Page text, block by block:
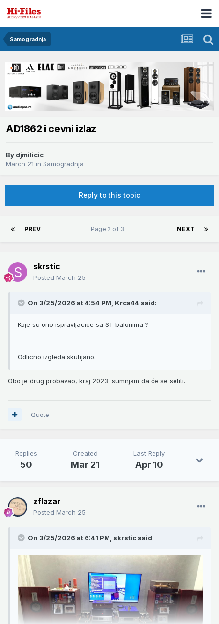
Samogradnja
AD1862 i cevni izlaz
By djmilicic
March 21 in Samogradnja
Reply to this topic
PREV NEXT
Page 2 of 3
skrstic
Posted March 25
On 3/25/2026 at 4:54 PM, Krca44 said:
Koje su ono ispravljacice sa ST balonima ?
Odlicno izgleda skutijano.
Obo je drug probavao, kraj 2023, sumnjam da će se setiti.
Quote
Replies
50
Created
Mar 21
Last Reply
Apr 10
zflazar
Posted March 25
On 3/25/2026 at 6:41 PM, skrstic said: